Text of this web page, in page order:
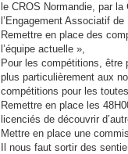
le CROS Normandie, par
l’Engagement Associatif
Remettre en place des
l’équipe actuelle »,
Pour les compétitions, être
plus particulièrement aux
compétitions pour les
Remettre en place les
licenciés de découvrir
Mettre en place une
Il nous faut sortir des